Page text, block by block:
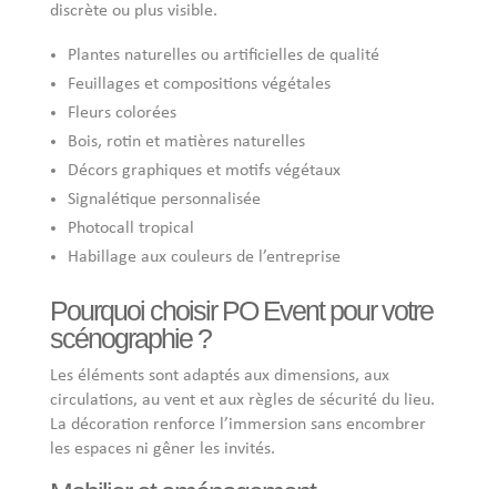
discrète ou plus visible.
Plantes naturelles ou artificielles de qualité
Feuillages et compositions végétales
Fleurs colorées
Bois, rotin et matières naturelles
Décors graphiques et motifs végétaux
Signalétique personnalisée
Photocall tropical
Habillage aux couleurs de l’entreprise
Pourquoi choisir PO Event pour votre
scénographie ?
Les éléments sont adaptés aux dimensions, aux
circulations, au vent et aux règles de sécurité du lieu.
La décoration renforce l’immersion sans encombrer
les espaces ni gêner les invités.